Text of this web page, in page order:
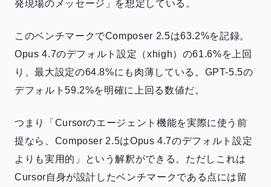
発現場のメッセージ」を想定している。
このベンチマークでComposer 2.5は63.2%を記録。
Opus 4.7のデフォルト設定（xhigh）の61.6%を上回
り、最大設定の64.8%にも肉薄している。GPT-5.5の
デフォルト59.2%を明確に上回る数値だ。
つまり「Cursorのエージェント機能を実際に使う前
提なら、Composer 2.5はOpus 4.7のデフォルト設定
よりも実用的」という解釈ができる。ただしこれは
Cursor自身が設計したベンチマークである点には留